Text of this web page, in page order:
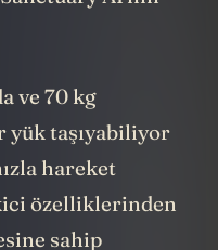
AI'nin
ve 70 kg
yük taşıyabiliyor
hareket
özelliklerinden